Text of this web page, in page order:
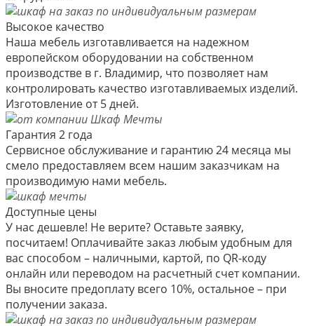
Высокое качество
Наша мебель изготавливается на надежном
европейском оборудовании на собственном
производстве в г. Владимир, что позволяет нам
контролировать качество изготавливаемых изделий.
Изготовление от 5 дней.
Гарантия 2 года
Сервисное обслуживание и гарантию 24 месяца мы
смело предоставляем всем нашим заказчикам на
производимую нами мебель.
Доступные цены
У нас дешевле! Не верите? Оставьте заявку,
посчитаем! Оплачивайте заказ любым удобным для
вас способом – наличными, картой, по QR-коду
онлайн или переводом на расчетный счет компании.
Вы вносите предоплату всего 10%, остальное – при
получении заказа.